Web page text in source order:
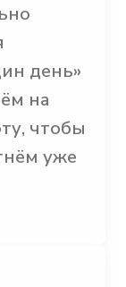
день»
на
чтобы
уже